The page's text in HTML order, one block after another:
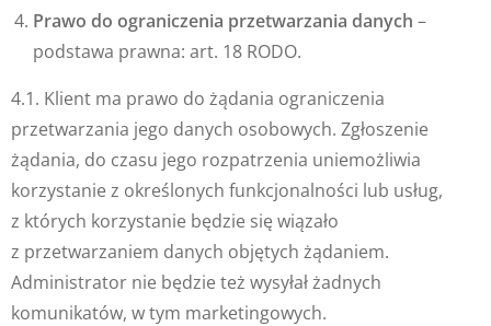
Prawo do ograniczenia przetwarzania danych –
podstawa prawna: art. 18 RODO.
4.1. Klient ma prawo do żądania ograniczenia
przetwarzania jego danych osobowych. Zgłoszenie
żądania, do czasu jego rozpatrzenia uniemożliwia
korzystanie z określonych funkcjonalności lub usług,
z których korzystanie będzie się wiązało
z przetwarzaniem danych objętych żądaniem.
Administrator nie będzie też wysyłał żadnych
komunikatów, w tym marketingowych.